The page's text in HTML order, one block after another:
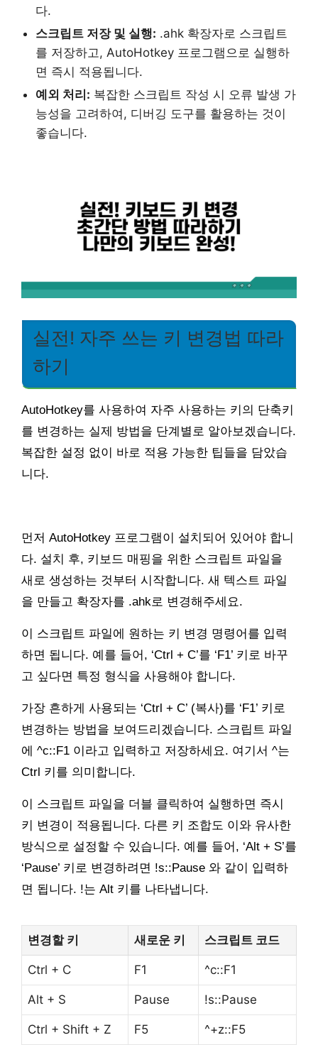
다.
스크립트 저장 및 실행: .ahk 확장자로 스크립트
를 저장하고, AutoHotkey 프로그램으로 실행하
면 즉시 적용됩니다.
예외 처리: 복잡한 스크립트 작성 시 오류 발생 가
능성을 고려하여, 디버깅 도구를 활용하는 것이
좋습니다.
실전! 자주 쓰는 키 변경법 따라
하기
AutoHotkey를 사용하여 자주 사용하는 키의 단축키
를 변경하는 실제 방법을 단계별로 알아보겠습니다.
복잡한 설정 없이 바로 적용 가능한 팁들을 담았습
니다.
먼저 AutoHotkey 프로그램이 설치되어 있어야 합니
다. 설치 후, 키보드 매핑을 위한 스크립트 파일을
새로 생성하는 것부터 시작합니다. 새 텍스트 파일
을 만들고 확장자를 .ahk로 변경해주세요.
이 스크립트 파일에 원하는 키 변경 명령어를 입력
하면 됩니다. 예를 들어, ‘Ctrl + C’를 ‘F1’ 키로 바꾸
고 싶다면 특정 형식을 사용해야 합니다.
가장 흔하게 사용되는 ‘Ctrl + C’ (복사)를 ‘F1’ 키로
변경하는 방법을 보여드리겠습니다. 스크립트 파일
에 ^c::F1 이라고 입력하고 저장하세요. 여기서 ^는
Ctrl 키를 의미합니다.
이 스크립트 파일을 더블 클릭하여 실행하면 즉시
키 변경이 적용됩니다. 다른 키 조합도 이와 유사한
방식으로 설정할 수 있습니다. 예를 들어, ‘Alt + S’를
‘Pause’ 키로 변경하려면 !s::Pause 와 같이 입력하
면 됩니다. !는 Alt 키를 나타냅니다.
변경할 키 새로운 키 스크립트 코드
Ctrl + C F1 ^c::F1
Alt + S Pause !s::Pause
Ctrl + Shift + Z F5 ^+z::F5